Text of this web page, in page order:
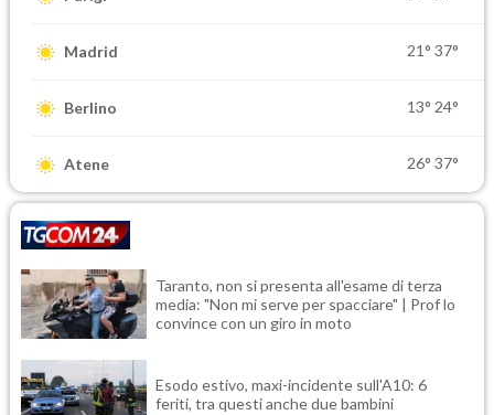
Madrid 21° 37°
Berlino 13° 24°
Atene 26° 37°
Taranto, non si presenta all'esame di terza
media: "Non mi serve per spacciare" | Prof lo
convince con un giro in moto
Esodo estivo, maxi-incidente sull'A10: 6
feriti, tra questi anche due bambini